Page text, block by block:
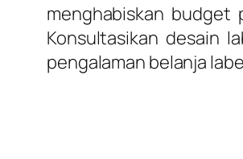
menghabiskan budget
Konsultasikan desain
pengalaman belanja